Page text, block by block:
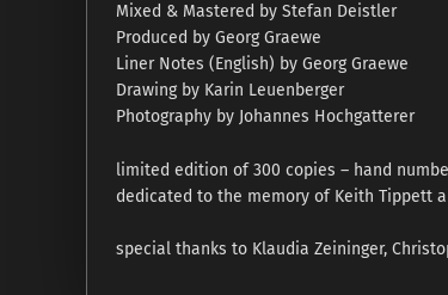
Mixed & Mastered by Stefan Deistler
Produced by Georg Graewe
Liner Notes (English) by Georg Graewe
Drawing by Karin Leuenberger
Photography by Johannes Hochgatterer
limited edition of 300 copies – hand
dedicated to the memory of Keith Tippett
special thanks to Klaudia Zeininger,